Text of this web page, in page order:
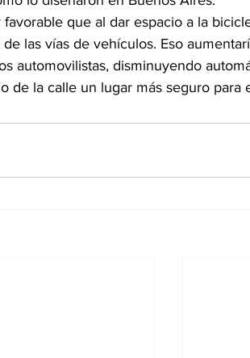
que al dar espacio a la
las vías de vehículos. Eso
automovilistas, disminuyendo
de la calle un lugar más seguro para